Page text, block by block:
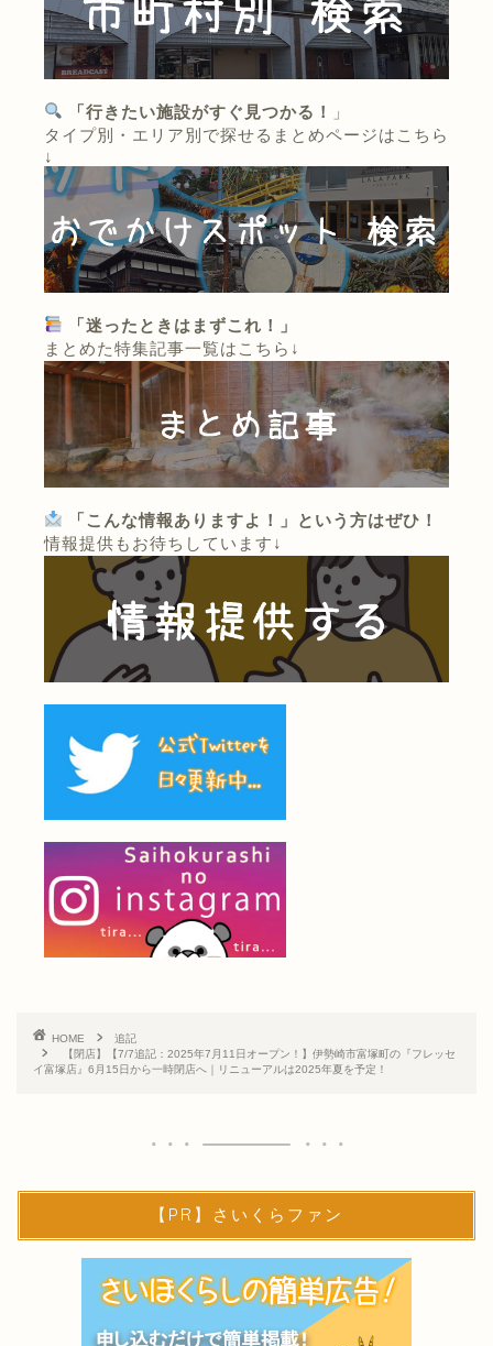
「行きたい施設がすぐ見つかる！
」
タイプ別・エリア別で探せるまとめページはこちら
↓
「迷ったときはまずこれ！」
まとめた特集記事一覧はこちら↓
「こんな情報ありますよ！」という方はぜひ！
情報提供もお待ちしています↓
HOME
追記
【閉店】【7/7追記：2025年7月11日オープン！】伊勢崎市富塚町の『フレッセ
イ富塚店』6月15日から一時閉店へ｜リニューアルは2025年夏を予定！
【PR】さいくらファン